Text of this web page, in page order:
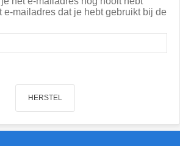
e-mailadres dat je hebt gebruikt bij de